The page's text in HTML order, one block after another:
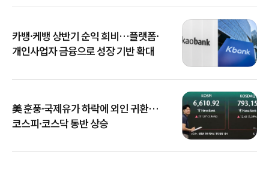
카뱅·케뱅 상반기 순익 희비…플랫폼·
개인사업자 금융으로 성장 기반 확대
美 훈풍·국제유가 하락에 외인 귀환…
코스피·코스닥 동반 상승